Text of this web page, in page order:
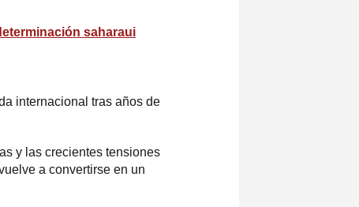
saharaui
internacional tras años de
y las crecientes tensiones
a convertirse en un